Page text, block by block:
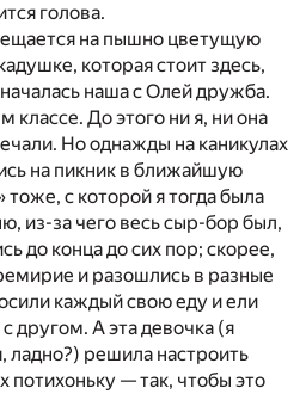
голова.
на пышно цветущую
которая стоит здесь,
наша с Олей дружба.
классе. До этого ни я, ни она
Но однажды на каникулах
на пикник в ближайшую
с которой я тогда была
из-за чего весь сыр-бор был,
до конца до сих пор; скорее,
и разошлись в разные
каждый свою еду и ели
другом. А эта девочка (я
ладно?) решила настроить
потихоньку — так, чтобы это